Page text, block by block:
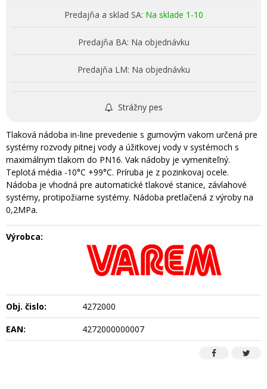
Predajňa a sklad SA: Na sklade 1-10
Predajňa BA: Na objednávku
Predajňa LM: Na objednávku
Strážny pes
Tlaková nádoba in-line prevedenie s gumovým vakom určená pre
systémy rozvody pitnej vody a úžitkovej vody v systémoch s
maximálnym tlakom do PN16. Vak nádoby je vymeniteľný.
Teplotá média -10°C +99°C. Príruba je z pozinkovaj ocele.
Nádoba je vhodná pre automatické tlakové stanice, závlahové
systémy, protipožiarne systémy. Nádoba pretlačená z výroby na
0,2MPa.
Výrobca:
Obj. čislo:
4272000
EAN:
4272000000007